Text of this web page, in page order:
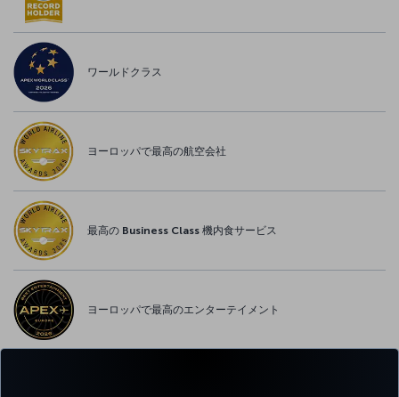
ワールドクラス
ヨーロッパで最高の航空会社
最高の Business Class 機内食サービス
ヨーロッパで最高のエンターテイメント